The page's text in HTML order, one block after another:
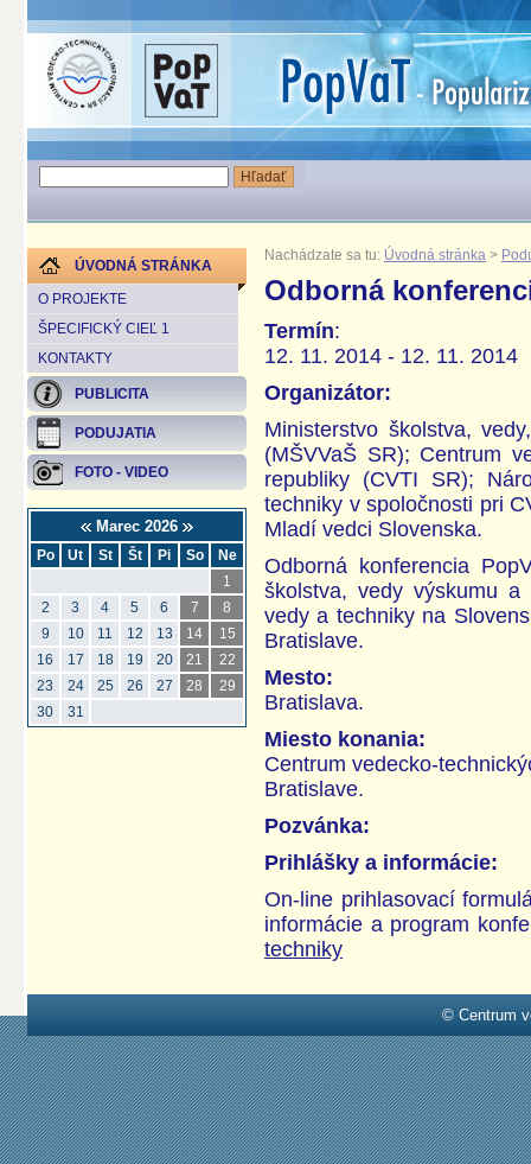
ÚVODNÁ STRÁNKA
O PROJEKTE
ŠPECIFICKÝ CIEĽ 1
KONTAKTY
PUBLICITA
PODUJATIA
FOTO - VIDEO
Marec 2026
Po Ut St Št Pi So
Ne
1
2
3 4 5 6 7
8
9
10 11 12 13 14
15
16
17 18 19 20 21
22
23
24 25 26 27 28
29
30
31
Nachádzate sa tu: Úvodná stránka >
Odborná
Termín:
12. 11. 2014 - 12. 11. 2014
Organizátor:
Ministerstvo školstva,
(MŠVVaŠ SR); Centrum
republiky (CVTI SR);
techniky v spoločnosti pri
Mladí vedci Slovenska.
Odborná konferencia
školstva, vedy výskumu
vedy a techniky na
Bratislave.
Mesto:
Bratislava.
Miesto konania:
Centrum vedecko-
Bratislave.
Pozvánka:
Prihlášky a informácie:
On-line prihlasovací
informácie a program
techniky
© Centrum